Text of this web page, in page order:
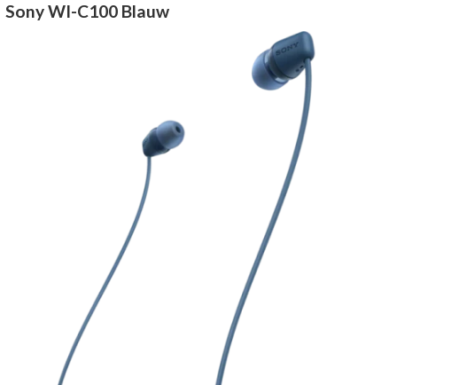
Sony WI-C100 Blauw